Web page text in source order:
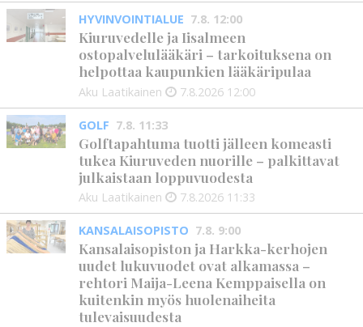
HYVINVOINTIALUE 7.8. 12:00
Kiuruvedelle ja Iisalmeen
ostopalvelulääkäri – tarkoituksena on
helpottaa kaupunkien lääkäripulaa
Aku Laatikainen 7.8.2026 12:00
GOLF 7.8. 11:33
Golftapahtuma tuotti jälleen komeasti
tukea Kiuruveden nuorille – palkittavat
julkaistaan loppuvuodesta
Aku Laatikainen 7.8.2026 11:33
KANSALAISOPISTO 7.8. 9:00
Kansalaisopiston ja Harkka-kerhojen
uudet lukuvuodet ovat alkamassa –
rehtori Maija-Leena Kemppaisella on
kuitenkin myös huolenaiheita
tulevaisuudesta